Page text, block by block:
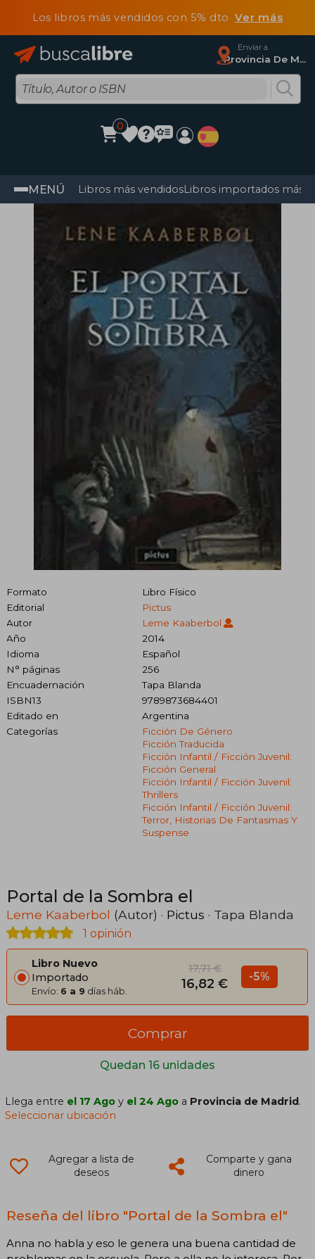
Los libros más vendidos con 5% dtoVer más
Enviar a
Provincia De Madrid
0
MENÚ Libros más vendidosLibros importados más
Formato
Libro Físico
Editorial
Pictus
Autor
Leme Kaaberbol
Año
2014
Idioma
Español
N° páginas
256
Encuadernación
Tapa Blanda
ISBN13
9789873684401
Editado en
Argentina
Categorías
Ficción De Género
Ficción Traducida
Ficción Infantil / Ficción Juvenil:
Ficción General
Ficción Infantil / Ficción Juvenil:
Thrillers
Ficción Infantil / Ficción Juvenil:
Terror, Historias De Fantasmas Y
Suspense
Portal de la Sombra el
Leme Kaaberbol (Autor) · Pictus · Tapa Blanda
1 opinión
Libro Nuevo
Importado
Envío: 6 a 9 días háb.
17,71 €
16,82 € -5%
Quedan 16 unidades
Comprar
Llega entre el 17 Ago y el 24 Ago a Provincia de Madrid.
Seleccionar ubicación
Agregar a lista de
deseos
Comparte y gana
dinero
Reseña del libro "Portal de la Sombra el"
Anna no habla y eso le genera una buena cantidad de